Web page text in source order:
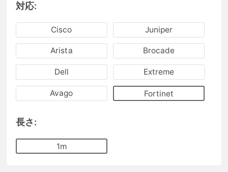
対応:
Cisco Juniper
Arista Brocade
Dell Extreme
Avago Fortinet
長さ:
1m